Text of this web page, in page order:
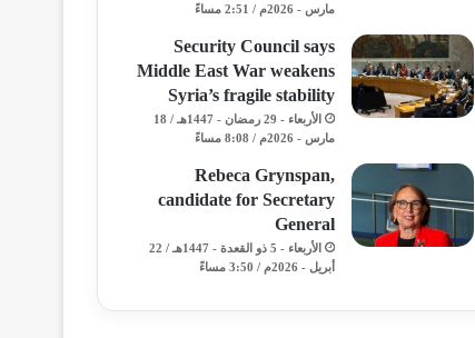
مارس - 2026م / 2:51 مساءً
Security Council says
Middle East War weakens
Syria’s fragile stability
الأربعاء - 29 رمضان - 1447هـ / 18
مارس - 2026م / 8:08 مساءً
Rebeca Grynspan,
candidate for Secretary
General
الأربعاء - 5 ذو القعدة - 1447هـ / 22
أبريل - 2026م / 3:50 مساءً